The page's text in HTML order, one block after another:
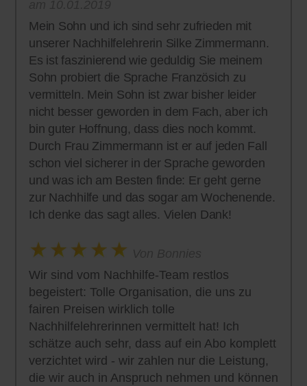
Mein Sohn und ich sind sehr zufrieden mit
unserer Nachhilfelehrerin Silke Zimmermann.
Es ist faszinierend wie geduldig Sie meinem
Sohn probiert die Sprache Französich zu
vermitteln. Mein Sohn ist zwar bisher leider
nicht besser geworden in dem Fach, aber ich
bin guter Hoffnung, dass dies noch kommt.
Durch Frau Zimmermann ist er auf jeden Fall
schon viel sicherer in der Sprache geworden
und was ich am Besten finde: Er geht gerne
zur Nachhilfe und das sogar am Wochenende.
Ich denke das sagt alles. Vielen Dank!
Wir sind vom Nachhilfe-Team restlos
begeistert: Tolle Organisation, die uns zu
fairen Preisen wirklich tolle
Nachhilfelehrerinnen vermittelt hat! Ich
schätze auch sehr, dass auf ein Abo komplett
verzichtet wird - wir zahlen nur die Leistung,
die wir auch in Anspruch nehmen und können